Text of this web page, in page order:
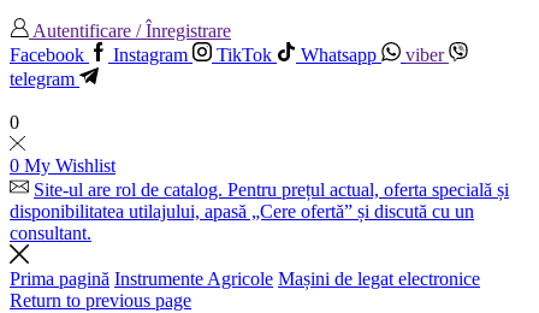
Autentificare / Înregistrare
Facebook
Instagram TikTok Whatsapp
viber
telegram
0
0 My Wishlist
Site-ul are rol de catalog. Pentru prețul actual, oferta specială și
disponibilitatea utilajului, apasă „Cere ofertă” și discută cu un
consultant.
Prima pagină Instrumente Agricole Mașini de legat electronice
Return to previous page